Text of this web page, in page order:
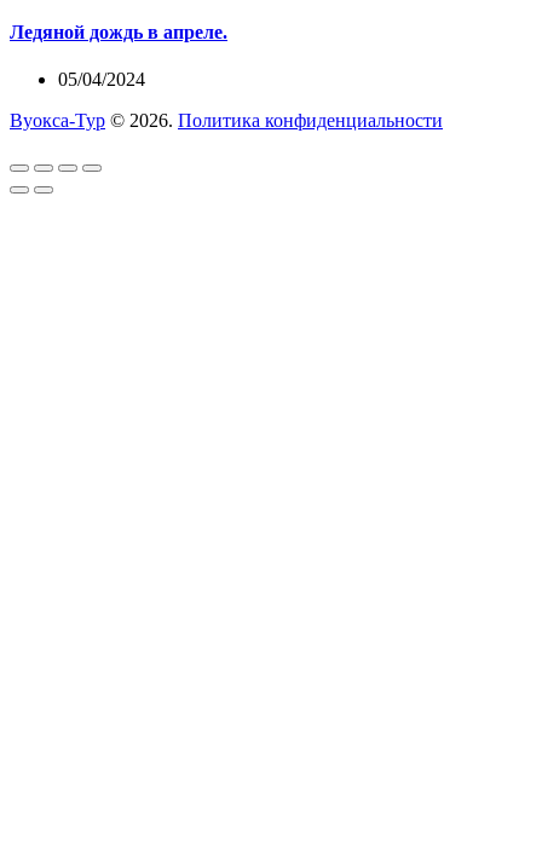
Ледяной дождь в апреле.
05/04/2024
Вуокса-Тур © 2026. Политика конфиденциальности